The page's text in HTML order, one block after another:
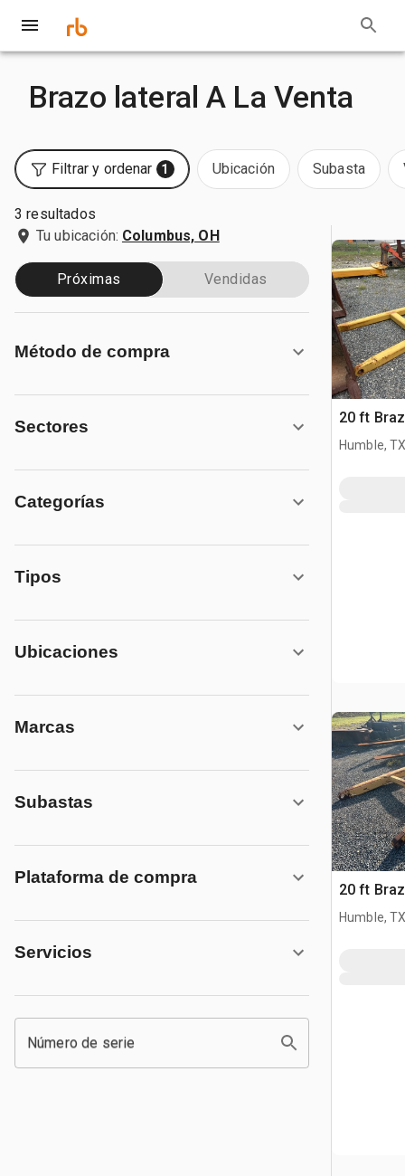
Brazo lateral A La Venta
Filtrar y ordenar 1 Ubicación Subasta
3 resultados
Tu ubicación: Columbus, OH
Próximas Vendidas
Método de compra
Sectores
Categorías
Tipos
Ubicaciones
Marcas
Subastas
Plataforma de compra
Servicios
Número de serie
20 ft
Humble,
20 ft
Humble,